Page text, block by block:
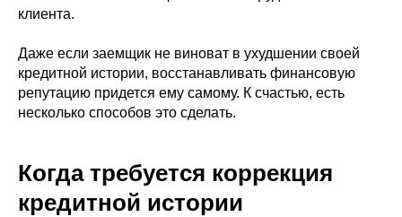
клиента.
Даже если заемщик не виноват в ухудшении своей
кредитной истории, восстанавливать финансовую
репутацию придется ему самому. К счастью, есть
несколько способов это сделать.
Когда требуется коррекция
кредитной истории